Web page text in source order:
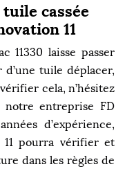
cassée
11
11330 laisse passer
d’une tuile déplacer,
cela, n’hésitez
entreprise FD
d’expérience,
11 pourra vérifier et
dans les règles de